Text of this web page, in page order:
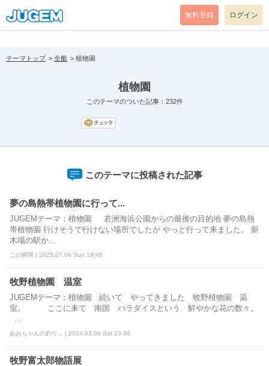
[pear_error: message="Success" code=0 mode=return level=notice
prefix="" info=""]
無料登録 ログイン
テーマトップ 全般 植物園
植物園
このテーマのついた記事：232件
このテーマに投稿された記事
夢の島熱帯植物園に行って...
JUGEMテーマ：植物園 若洲海浜公園からの最後の目的地 夢の島熱
帯植物園 行けそうで行けない場所でしたが やっと行って来ました。 新
木場の駅か...
この瞬間 | 2025.07.06 Sun 19:46
牧野植物園 温室
JUGEMテーマ：植物園 続いて やってきました 牧野植物園 温
室。 ここに来て 南国 パラダイスという 鮮やかな花の数々。
あおちゃんの釣り... | 2024.03.09 Sat 13:30
牧野富太郎物語展